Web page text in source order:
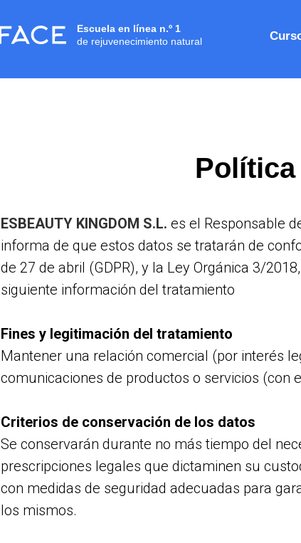
Escuela en línea n.º 1
de rejuvenecimiento natural
ESBEAUTY KINGDOM S.L. es el Responsable
informa de que estos datos se tratarán de
de 27 de abril (GDPR), y la Ley Orgánica 3/
siguiente información del tratamiento
Fines y legitimación del tratamiento
Mantener una relación comercial (por interés
comunicaciones de productos o servicios (con
Criterios de conservación de los datos
Se conservarán durante no más tiempo del
prescripciones legales que dictaminen su
con medidas de seguridad adecuadas para
los mismos.